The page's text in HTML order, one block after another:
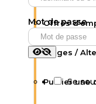
Votre panier
Offres
Stages /
Publier une
Mot de passe
Se